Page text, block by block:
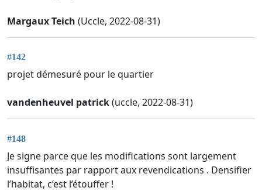
Margaux Teich (Uccle, 2022-08-31)
#142
projet démesuré pour le quartier
vandenheuvel patrick(uccle, 2022-08-31)
#148
Je signe parce que les modifications sont largement
insuffisantes par rapport aux revendications . Densifier
l’habitat, c’est l’étouffer !